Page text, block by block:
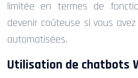
limitée en termes de
devenir coûteuse si vous
automatisées.
Utilisation de chatbots